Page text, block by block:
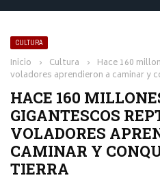
CULTURA
Inicio › Cultura › Hace 160
voladores aprendieron a caminar y
HACE 160
GIGANTESCOS
VOLADORES
CAMINAR Y
TIERRA